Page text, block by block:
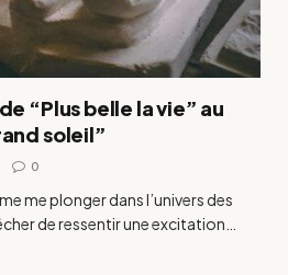
“Plus belle la vie” au
soleil”
0
me plonger dans l’univers des
de ressentir une excitation…